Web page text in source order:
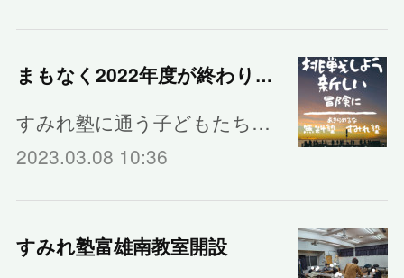
まもなく2022年度が終わります
すみれ塾に通う子どもたち…
2023.03.08 10:36
すみれ塾富雄南教室開設